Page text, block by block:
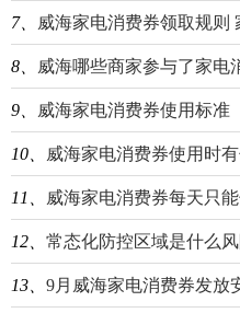
7、 威海家电消费券领取规则
8、 威海哪些商家参与了家电
9、 威海家电消费券使用标准
10、 威海家电消费券使用时
11、 威海家电消费券每天只能领取一张吗
12、 常态化防控区域是什么风险
13、 9月威海家电消费券发放